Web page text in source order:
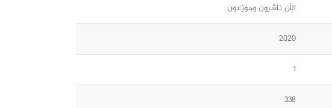
الآن ناشرون وموزعون
2020
1
338